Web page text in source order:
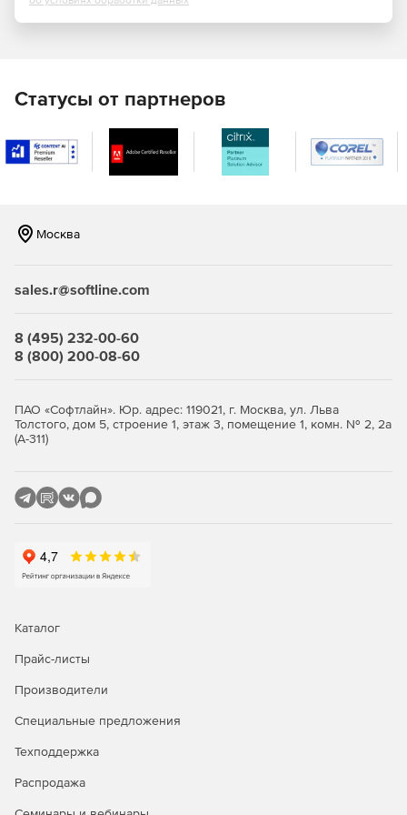
Автоматический подсчет спецификаций и ведомостей
количества материалов в Renga существует инструмент
объектов 3D-модели и формирует по ним отчеты в
табличной форме. При этом спецификации автоматически
пересчитываются при изменениях в 3D-модели.
Для подготовки презентационных материалов можно
Встроенный редактор чертежей позволяет создать
автоматически по 3D-модели.
Быстрое внесение изменений в проект
изменения в проект, если планировочные решения не
Передача данных для проведения физико-технических
расчетов
сторонние расчетные приложения и выполнить в них
конструкций или расчет естественной освещенности
Professional в части проектирования строительных
Статусы от партнеров
Москва
sales.r@softline.com
8 (495) 232-00-60
8 (800) 200-08-60
ПАО «Софтлайн». Юр. адрес: 119021, г. Москва, ул. Льва
Толстого, дом 5, строение 1, этаж 3, помещение 1, комн. № 2, 2а
(А-311)
Каталог
Прайс-листы
Производители
Специальные предложения
Техподдержка
Распродажа